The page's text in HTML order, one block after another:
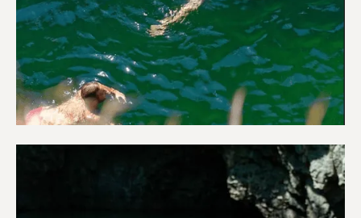
Περιπέτεια & Ύπαιθρο